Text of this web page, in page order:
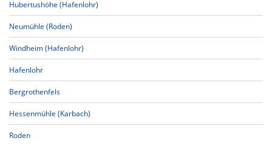
Hubertushöhe (Hafenlohr)
Neumühle (Roden)
Windheim (Hafenlohr)
Hafenlohr
Bergrothenfels
Hessenmühle (Karbach)
Roden